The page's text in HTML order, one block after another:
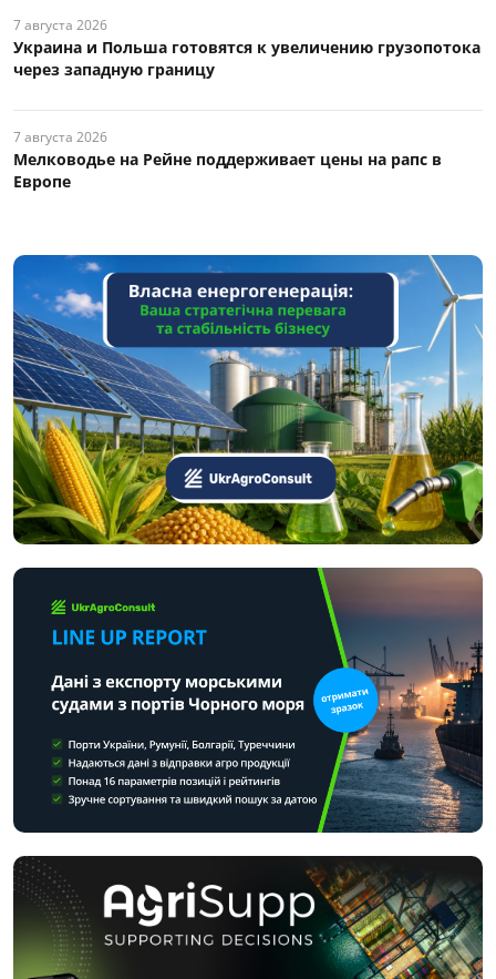
7 августа 2026
Украина и Польша готовятся к увеличению грузопотока
через западную границу
7 августа 2026
Мелководье на Рейне поддерживает цены на рапс в
Европе